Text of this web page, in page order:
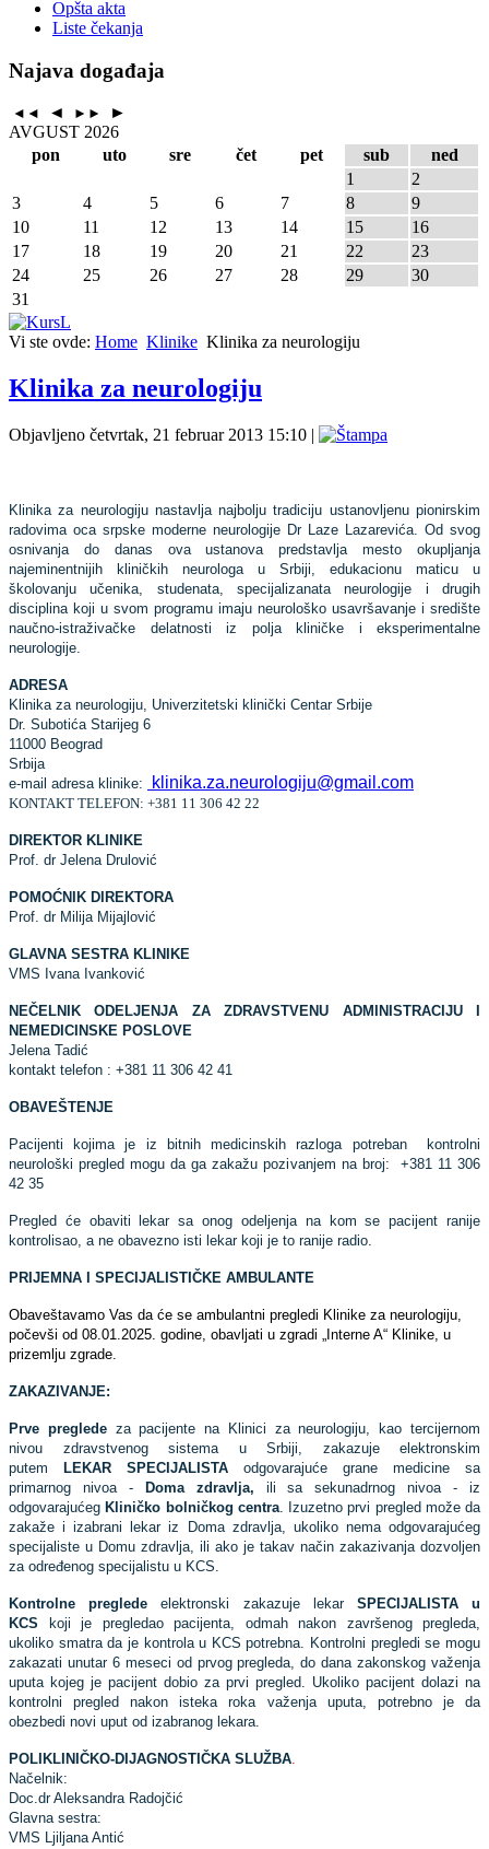
Opšta akta
Liste čekanja
Najava događaja
◄◄ ◄ ►►
►
AVGUST 2026
pon
uto sre čet pet sub
ned
1
2
3
4 5 6 7 8
9
10
11 12 13 14 15
16
17
18 19 20 21 22
23
24
25 26 27 28 29
30
31
Vi ste ovde: Home Klinike Klinika za neurologiju
Klinika za neurologiju
Objavljeno četvrtak, 21 februar 2013 15:10 |
Klinika za neurologiju nastavlja najbolju tradiciju ustanovljenu pionirskim
radovima oca srpske moderne neurologije Dr Laze Lazarevića. Od svog
osnivanja do danas ova ustanova predstavlja mesto okupljanja
najeminentnijih kliničkih neurologa u Srbiji, edukacionu maticu u
školovanju učenika, studenata, specijalizanata neurologije i drugih
disciplina koji u svom programu imaju neurološko usavršavanje i središte
naučno-istraživačke delatnosti iz polja kliničke i eksperimentalne
neurologije.
ADRESA
Klinika za neurologiju, Univerzitetski klinički Centar Srbije
Dr. Subotića Starijeg 6
11000 Beograd
Srbija
e-mail adresa klinike:
klinika.za.neurologiju@gmail.com
KONTAKT TELEFON: +381 11 306 42 22
DIREKTOR KLINIKE
Prof. dr Jelena Drulović
POMOĆNIK DIREKTORA
Prof. dr Milija Mijajlović
GLAVNA SESTRA KLINIKE
VMS Ivana Ivanković
NEČELNIK ODELJENJA ZA ZDRAVSTVENU ADMINISTRACIJU I
NEMEDICINSKE POSLOVE
Jelena Tadić
kontakt telefon : +381 11 306 42 41
OBAVEŠTENJE
Pacijenti kojima je iz bitnih medicinskih razloga potreban kontrolni
neurološki pregled mogu da ga zakažu pozivanjem na broj: +381 11 306
42 35
Pregled će obaviti lekar sa onog odeljenja na kom se pacijent ranije
kontrolisao, a ne obavezno isti lekar koji je to ranije radio.
PRIJEMNA I SPECIJALISTIČKE AMBULANTE
Obaveštavamo Vas da će se ambulantni pregledi Klinike za neurologiju,
počevši od 08.01.2025. godine, obavlјati u zgradi „Interne A“ Klinike, u
prizemlјu zgrade.
ZAKAZIVANJE:
Prve preglede za pacijente na Klinici za neurologiju, kao tercijernom
nivou zdravstvenog sistema u Srbiji, zakazuje elektronskim
putem
LEKAR SPECIJALISTA odgovarajuće grane medicine sa
primarnog nivoa -
Doma zdravlja, ili sa sekunadrnog nivoa - iz
odgovarajućeg Kliničko bolničkog centra. Izuzetno prvi pregled može da
zakaže i izabrani lekar iz Doma zdravlja, ukoliko nema odgovarajućeg
specijaliste u Domu zdravlja, ili ako je takav način zakazivanja dozvoljen
za određenog specijalistu u KCS.
Kontrolne pregledeelektronski zakazuje lekar SPECIJALISTA u
KCS
koji je pregledao pacijenta, odmah nakon završenog pregleda,
ukoliko smatra da je kontrola u KCS potrebna. Kontrolni pregledi se mogu
zakazati unutar 6 meseci od prvog pregleda, do dana zakonskog važenja
uputa kojeg je pacijent dobio za prvi pregled. Ukoliko pacijent dolazi na
kontrolni pregled nakon isteka roka važenja uputa, potrebno je da
obezbedi novi uput od izabranog lekara.
POLIKLINIČKO-DIJAGNOSTIČKA SLUŽBA.
Načelnik:
Doc.dr Aleksandra Radojčić
Glavna sestra:
VMS Ljiljana Antić